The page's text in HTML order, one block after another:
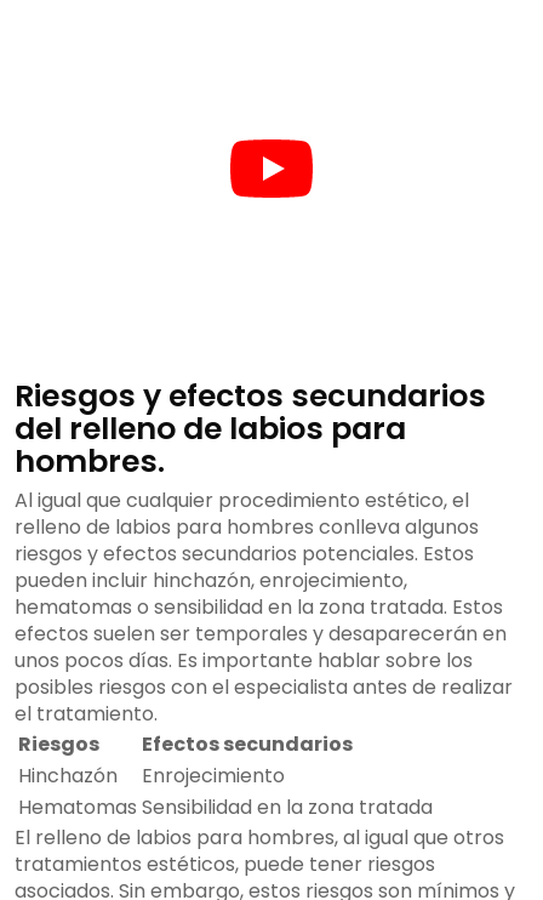
Riesgos y efectos secundarios
del relleno de labios para
hombres.
Al igual que cualquier procedimiento estético, el
relleno de labios para hombres conlleva algunos
riesgos y efectos secundarios potenciales. Estos
pueden incluir hinchazón, enrojecimiento,
hematomas o sensibilidad en la zona tratada. Estos
efectos suelen ser temporales y desaparecerán en
unos pocos días. Es importante hablar sobre los
posibles riesgos con el especialista antes de realizar
el tratamiento.
Riesgos
Efectos secundarios
Hinchazón
Enrojecimiento
Hematomas Sensibilidad en la zona tratada
El relleno de labios para hombres, al igual que otros
tratamientos estéticos, puede tener riesgos
asociados. Sin embargo, estos riesgos son mínimos y